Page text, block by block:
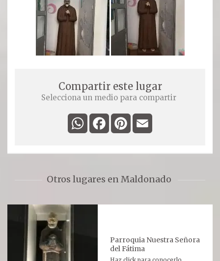
Compartir este lugar
Selecciona un medio para compartir
WhatsAppFacebookPinterest
Otros lugares en Maldonado
Parroquia Nuestra Señora
del Fátima